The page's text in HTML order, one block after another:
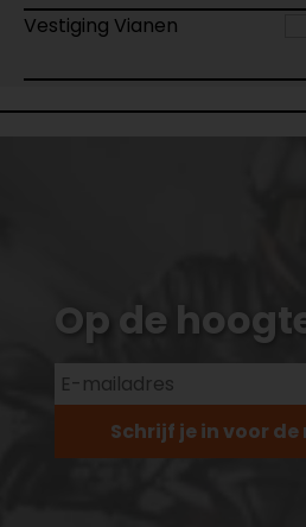
Vestiging Vianen
Op de
Schrijf je in voor